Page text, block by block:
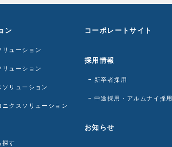
ン
リューション
リューション
ソリューション
ニクスソリューション
探す
コーポレートサイト
採用情報
新卒者採用
中途採用・アルムナイ採用
お知らせ